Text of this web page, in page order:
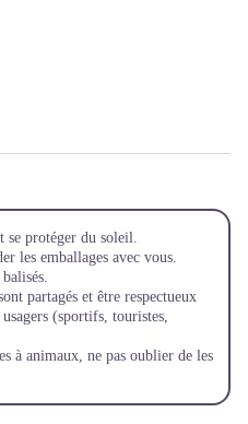
se protéger du soleil.
les emballages avec vous.
partagés et être respectueux
(sportifs, touristes,
à animaux, ne pas oublier de les